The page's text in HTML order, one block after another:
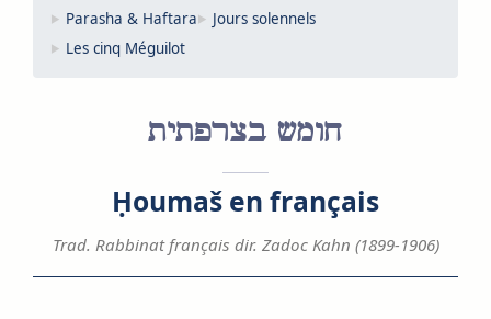
Parasha & Haftara
Jours solennels
Les cinq Méguilot
חומש בצרפתית
Ḥoumaš en français
Trad. Rabbinat français dir. Zadoc Kahn (1899-1906)